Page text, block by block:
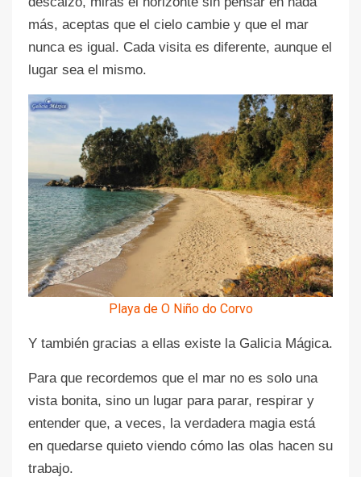
más, aceptas que el cielo cambie y que el mar
nunca es igual. Cada visita es diferente, aunque el
lugar sea el mismo.
Playa de O Niño do Corvo
Y también gracias a ellas existe la Galicia Mágica.
Para que recordemos que el mar no es solo una
vista bonita, sino un lugar para parar, respirar y
entender que, a veces, la verdadera magia está
en quedarse quieto viendo cómo las olas hacen su
trabajo.